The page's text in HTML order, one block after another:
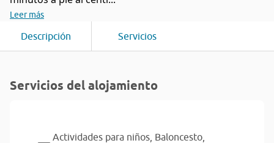
Leer más
Descripción Servicios
Servicios del alojamiento
Actividades para niños, Baloncesto,